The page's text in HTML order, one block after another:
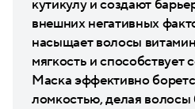
кутикулу и создают
внешних негативных
насыщает волосы
мягкость и способствует
Маска эффективно
ломкостью, делая